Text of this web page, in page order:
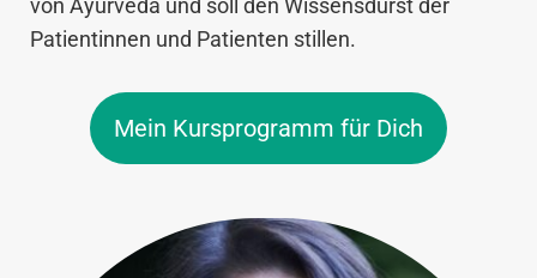
Patientinnen und Patienten stillen.
Mein Kursprogramm für Dich